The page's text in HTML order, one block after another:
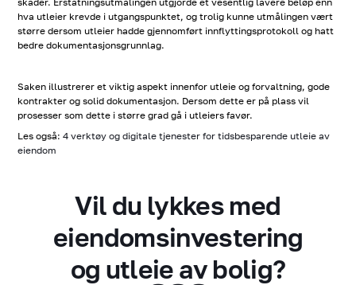
hva utleier krevde i utgangspunktet, og trolig kunne utmålingen vært
større dersom utleier hadde gjennomført innflyttingsprotokoll og hatt
bedre dokumentasjonsgrunnlag.
Saken illustrerer et viktig aspekt innenfor utleie og forvaltning, gode
kontrakter og solid dokumentasjon. Dersom dette er på plass vil
prosesser som dette i større grad gå i utleiers favør.
Les også:4 verktøy og digitale tjenester for tidsbesparende utleie av
eiendom
Vil du lykkes med
eiendomsinvestering
og utleie av bolig?